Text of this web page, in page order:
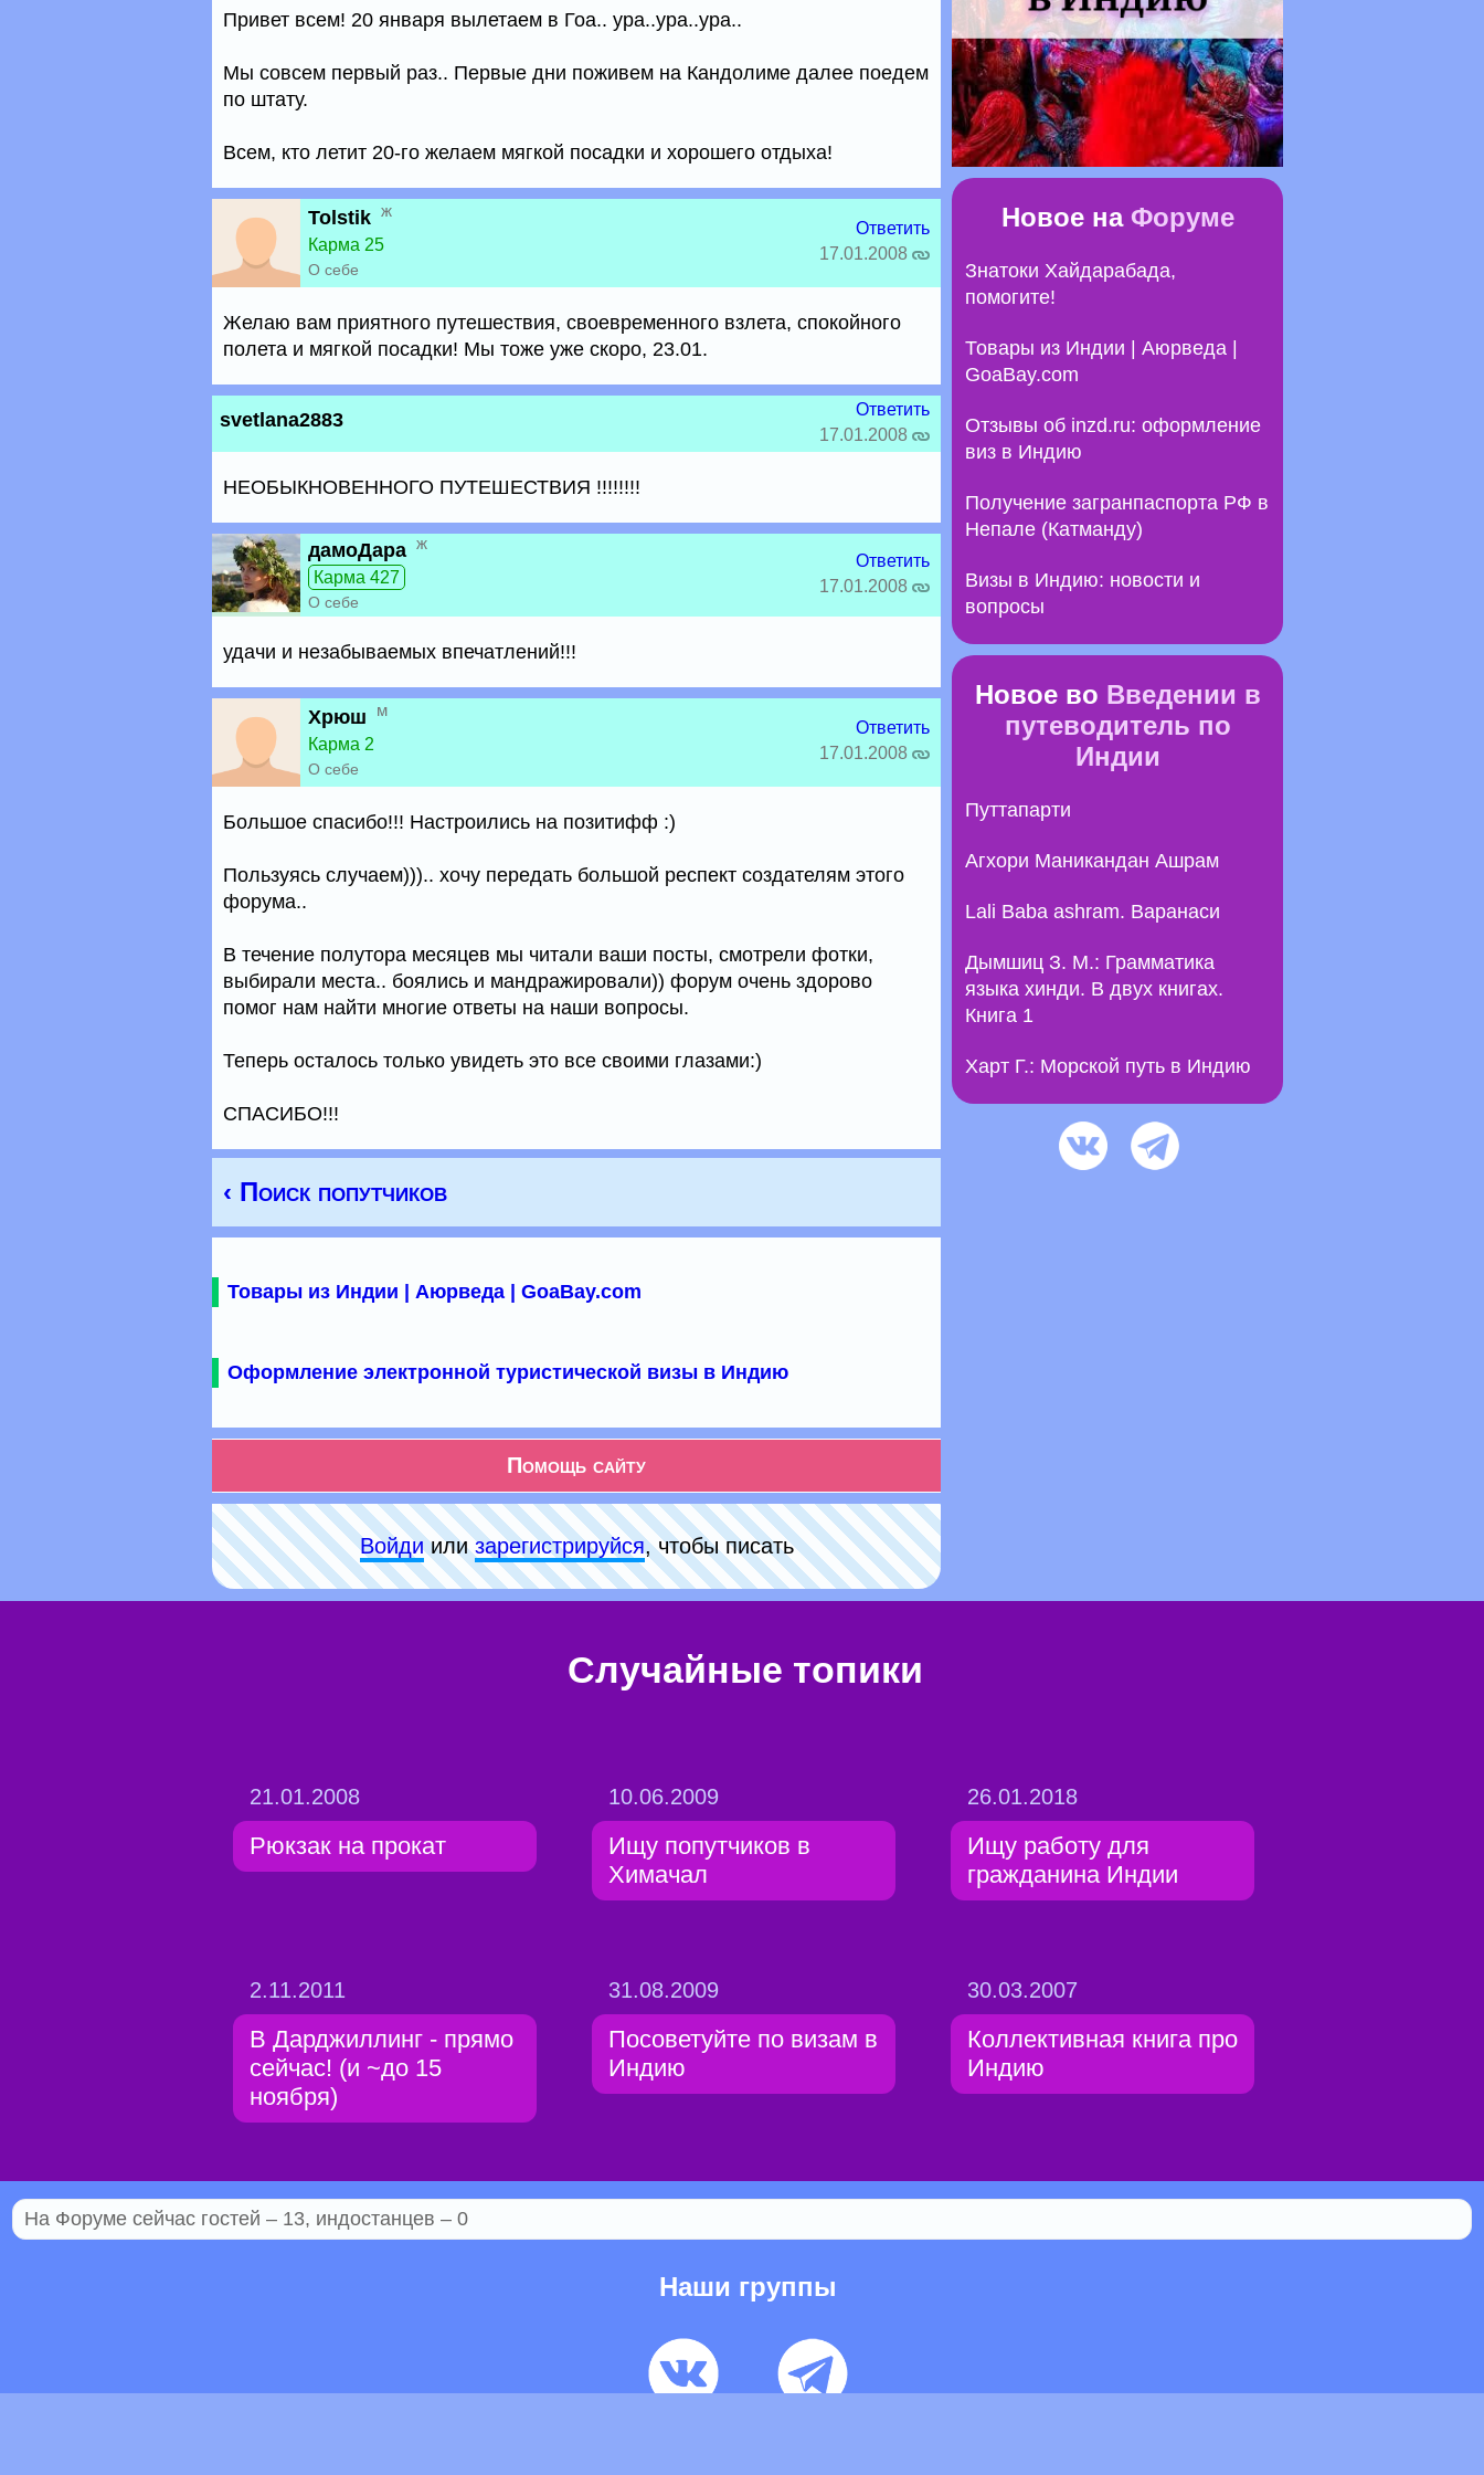
Привет всем! 20 января вылетаем в Гоа.. ура..ура..ура..
Мы совсем первый раз.. Первые дни поживем на Кандолиме далее поедем
по штату.
Всем, кто летит 20-го желаем мягкой посадки и хорошего отдыха!
Tolstik ж
Карма 25
О себе
Ответить
17.01.2008
Желаю вам приятного путешествия, своевременного взлета, спокойного
полета и мягкой посадки! Мы тоже уже скоро, 23.01.
svetlana2883
Ответить
17.01.2008
НЕОБЫКНОВЕННОГО ПУТЕШЕСТВИЯ !!!!!!!!
дамоДара ж
Карма 427
О себе
Ответить
17.01.2008
удачи и незабываемых впечатлений!!!
Хрюш
м
Карма 2
О себе
Ответить
17.01.2008
Большое спасибо!!! Настроились на позитифф :)
Пользуясь случаем))).. хочу передать большой респект создателям этого
форума..
В течение полутора месяцев мы читали ваши посты, смотрели фотки,
выбирали места.. боялись и мандражировали)) форум очень здорово
помог нам найти многие ответы на наши вопросы.
Теперь осталось только увидеть это все своими глазами:)
СПАСИБО!!!
‹ Поиск попутчиков
Товары из Индии | Аюрведа | GoaBay.com
Оформление электронной туристической визы в Индию
Помощь сайту
Войдиилизарeгиcтpируйся, чтобы писать
Новое на Форуме
Знатоки Хайдарабада,
помогите!
Товары из Индии | Аюрведа |
GoaBay.com
Отзывы об inzd.ru: оформление
виз в Индию
Получение загранпаспорта РФ в
Непале (Катманду)
Визы в Индию: новости и
вопросы
Новое во Введении в
путеводитель по
Индии
Путтапарти
Агхори Маникандан Ашрам
Lali Baba ashram. Варанаси
Дымшиц З. М.: Грамматика
языка хинди. В двух книгах.
Книга 1
Харт Г.: Морской путь в Индию
Случайные топики
21.01.2008
Рюкзак на прокат
10.06.2009
Ищу попутчиков в
Химачал
26.01.2018
Ищу работу для
гражданина Индии
2.11.2011
В Дарджиллинг - прямо
сейчас! (и ~до 15
ноября)
31.08.2009
Посоветуйте по визам в
Индию
30.03.2007
Коллективная книга про
Индию
На Форуме сейчас гостей – 13, индостанцев – 0
Наши группы